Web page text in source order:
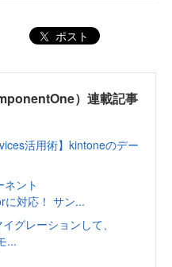
ポスト
）連載記事
活用術】kintoneのデー
ント
に対応！ サン...
グレーションして、
...